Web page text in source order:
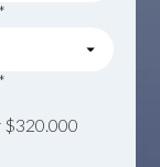
$320.000